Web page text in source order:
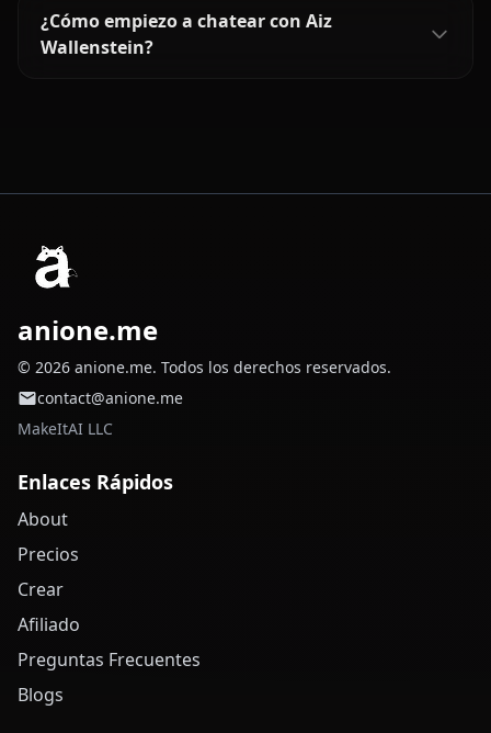
¿Cómo empiezo a chatear con Aiz
Wallenstein?
anione.me
© 2026 anione.me. Todos los derechos reservados.
contact@anione.me
MakeItAI LLC
Enlaces Rápidos
About
Precios
Crear
Afiliado
Preguntas Frecuentes
Blogs